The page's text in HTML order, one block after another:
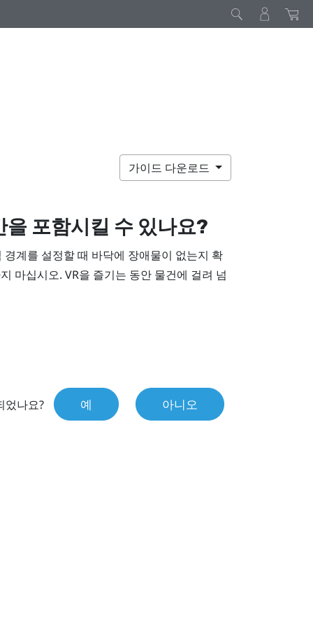
가이드 다운로드
포함시킬 수 있나요?
계를 설정할 때 바닥에 장애물이 없는지 확
마십시오. VR을 즐기는 동안 물건에 걸려 넘
었나요? 예 아니오